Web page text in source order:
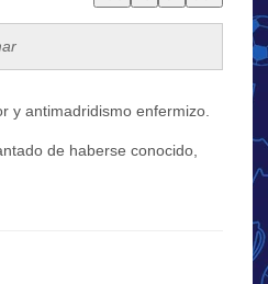
y antimadridismo enfermizo.
de haberse conocido,